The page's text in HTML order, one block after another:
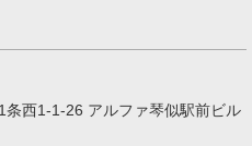
条西1-1-26 アルファ琴似駅前ビル